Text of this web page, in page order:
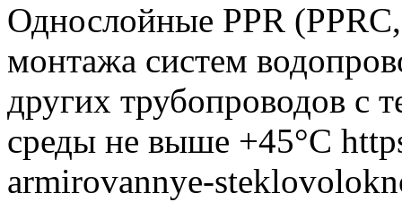
Однослойные PPR
монтажа систем
других трубопроводов с
среды не выше +45°C
armirovannye-